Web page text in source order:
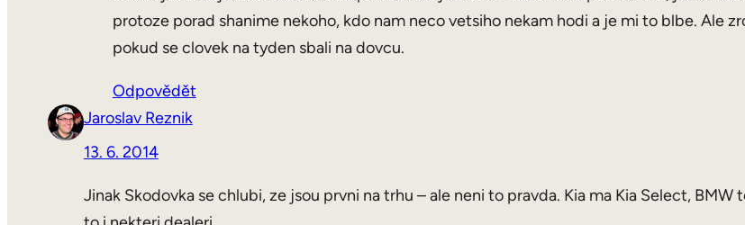
protoze porad shanime nekoho, kdo nam neco vetsiho nekam hodi a je mi to blbe. Ale
pokud se clovek na tyden sbali na dovcu.
Odpovědět
Jaroslav Reznik
13. 6. 2014
Jinak Skodovka se chlubi, ze jsou prvni na trhu – ale neni to pravda. Kia ma Kia Select,